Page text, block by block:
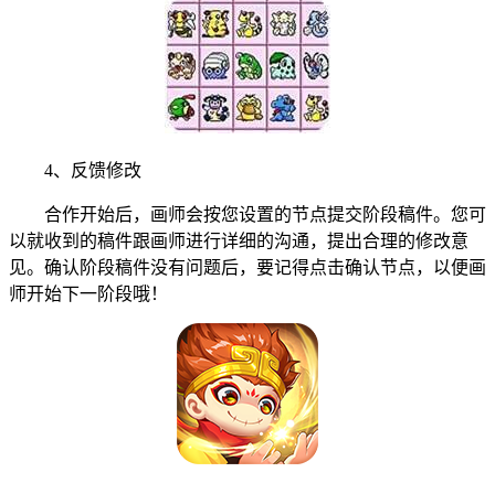
4、反馈修改
合作开始后，画师会按您设置的节点提交阶段稿件。您可
以就收到的稿件跟画师进行详细的沟通，提出合理的修改意
见。确认阶段稿件没有问题后，要记得点击确认节点，以便画
师开始下一阶段哦！